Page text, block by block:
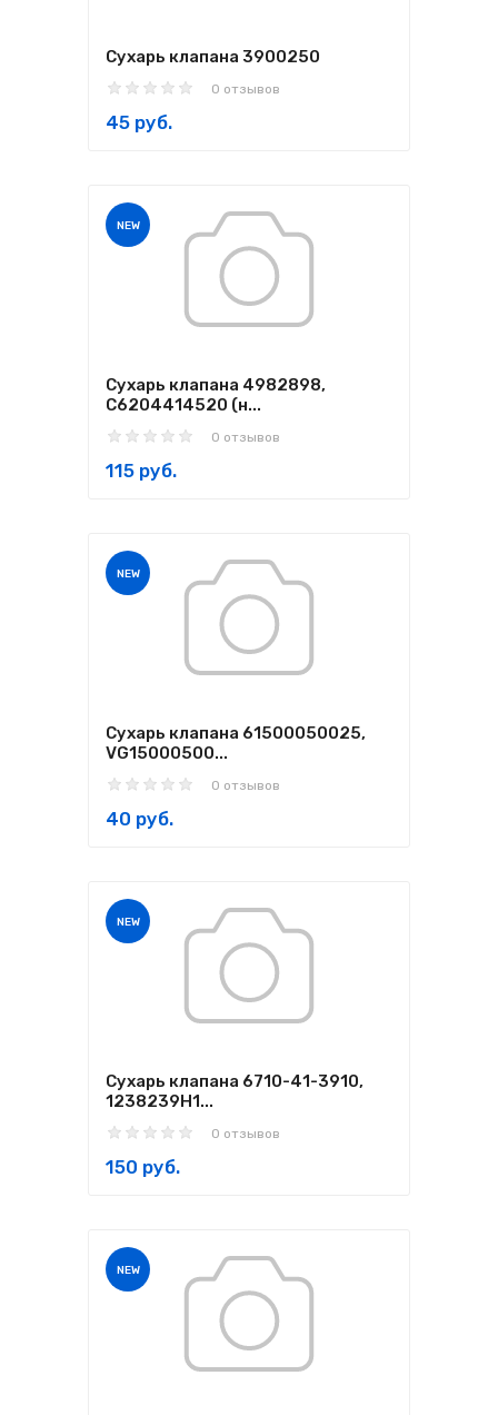
Сухарь клапана 3900250
0 отзывов
45 руб.
NEW
Сухарь клапана 4982898,
C6204414520 (н...
0 отзывов
115 руб.
NEW
Сухарь клапана 61500050025,
VG15000500...
0 отзывов
40 руб.
NEW
Сухарь клапана 6710-41-3910,
1238239H1...
0 отзывов
150 руб.
NEW